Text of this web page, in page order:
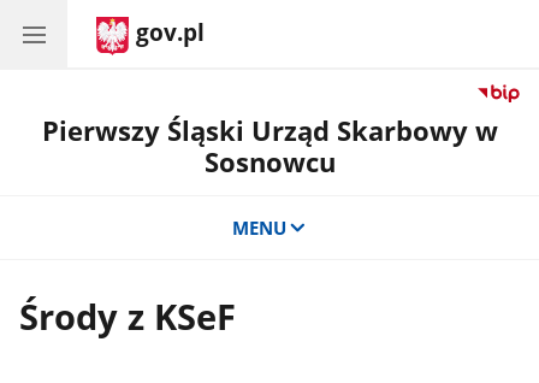
gov.pl
Pierwszy Śląski Urząd Skarbowy w
Sosnowcu
MENU
Środy z KSeF